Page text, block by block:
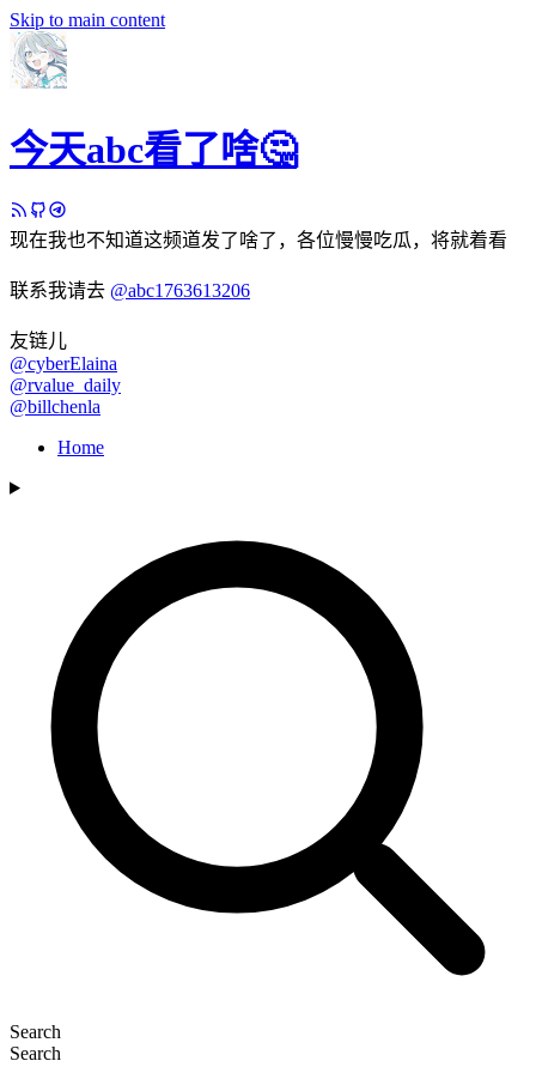
Skip to main content
今天abc看了啥🤔
现在我也不知道这频道发了啥了，各位慢慢吃瓜，将就着看
联系我请去 @abc1763613206
友链儿
@cyberElaina
@rvalue_daily
@billchenla
Home
Search
Search